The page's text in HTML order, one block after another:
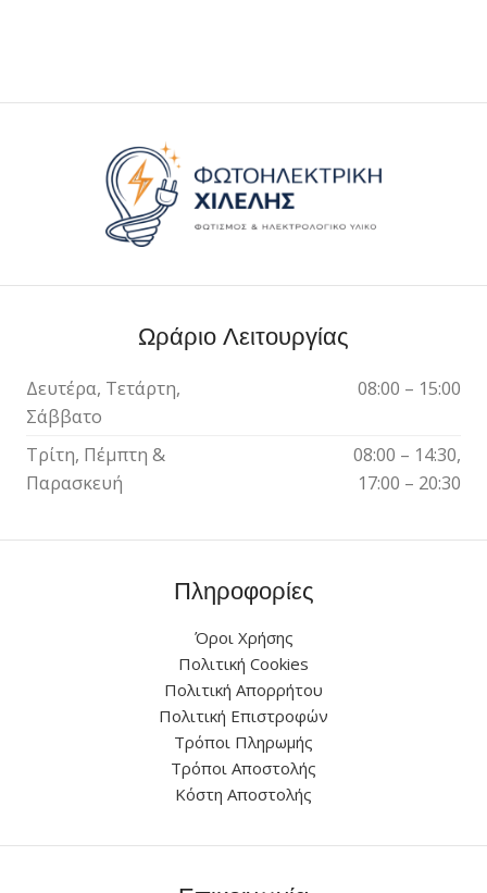
Ωράριο Λειτουργίας
Δευτέρα, Τετάρτη,
Σάββατο
08:00 – 15:00
Τρίτη, Πέμπτη &
Παρασκευή
08:00 – 14:30,
17:00 – 20:30
Πληροφορίες
Όροι Χρήσης
Πολιτική Cookies
Πολιτική Απορρήτου
Πολιτική Επιστροφών
Τρόποι Πληρωμής
Τρόποι Αποστολής
Κόστη Αποστολής